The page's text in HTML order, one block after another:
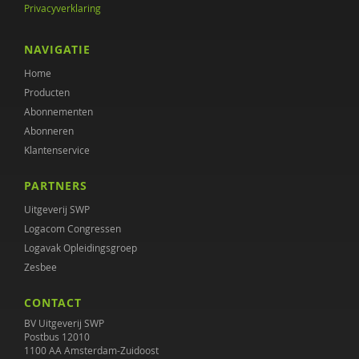
M.H. Nagtegaal
ARD VAN OOSTEN
Tim Opgenhaffen
Julia van Rijn
Diana Roeg
Artie van Tuijn
Lore Van Herreweghe
Wim Van Lancker
T. Varkevisser
Aart Verschuur
Privacyverklaring
NAVIGATIE
Home
Producten
Abonnementen
Abonneren
Klantenservice
PARTNERS
Uitgeverij SWP
Logacom Congressen
Logavak Opleidingsgroep
Zesbee
CONTACT
BV Uitgeverij SWP
Postbus 12010
1100 AA Amsterdam-Zuidoost